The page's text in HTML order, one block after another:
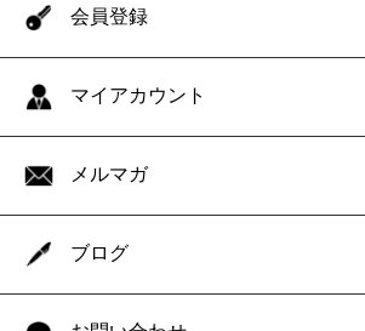
会員登録
マイアカウント
メルマガ
ブログ